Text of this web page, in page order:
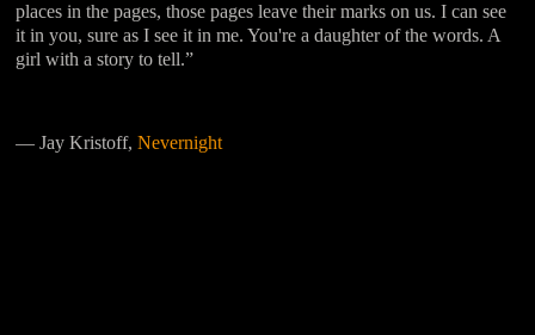
places in the pages, those pages leave their marks on us. I can see
it in you, sure as I see it in me. You're a daughter of the words. A
girl with a story to tell.”
―Jay Kristoff,Nevernight